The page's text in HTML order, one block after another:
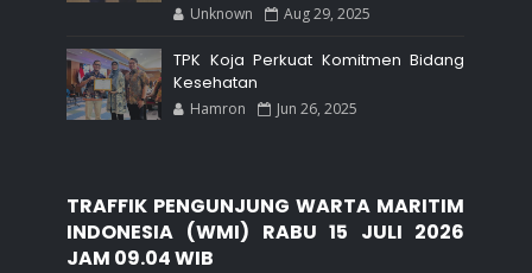
Unknown Aug 29, 2025
TPK Koja Perkuat Komitmen Bidang
Kesehatan
Hamron Jun 26, 2025
TRAFFIK PENGUNJUNG WARTA MARITIM
INDONESIA (WMI) RABU 15 JULI 2026
JAM 09.04 WIB